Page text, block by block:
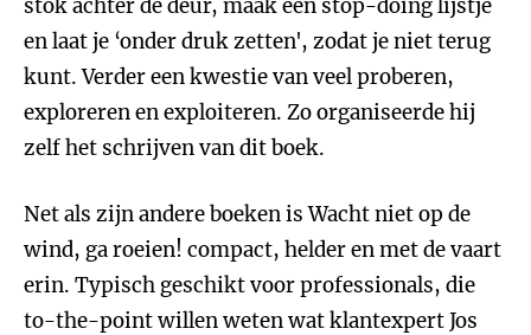
stok achter de deur, maak een stop-doing lijstje
en laat je ‘onder druk zetten', zodat je niet terug
kunt. Verder een kwestie van veel proberen,
exploreren en exploiteren. Zo organiseerde hij
zelf het schrijven van dit boek.
Net als zijn andere boeken is Wacht niet op de
wind, ga roeien! compact, helder en met de vaart
erin. Typisch geschikt voor professionals, die
to-the-point willen weten wat klantexpert Jos